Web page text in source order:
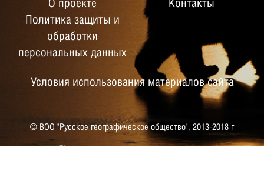
Условия использования материалов сайта
О проекте
Контакты
Политика защиты и
обработки
персональных данных
© ВОО "Русское географическое общество", 2013-2018 г